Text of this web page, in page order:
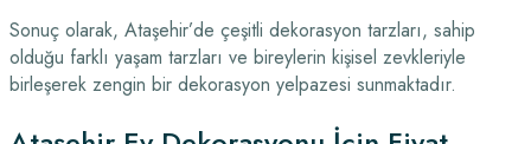
Sonuç olarak, Ataşehir’de çeşitli dekorasyon tarzları, sahip
olduğu farklı yaşam tarzları ve bireylerin kişisel zevkleriyle
birleşerek zengin bir dekorasyon yelpazesi sunmaktadır.